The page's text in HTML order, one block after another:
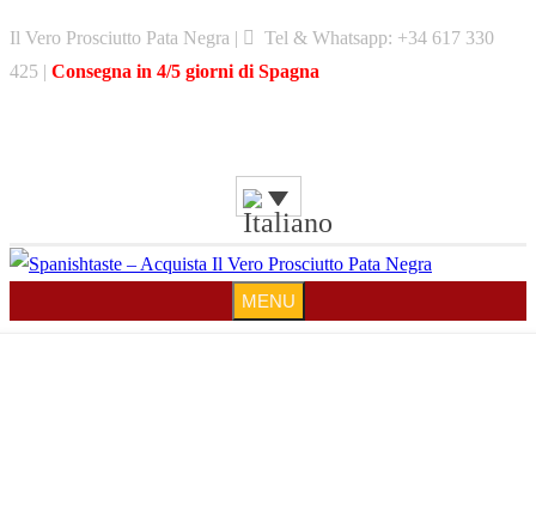
Il Vero Prosciutto Pata Negra |
Tel & Whatsapp: +34 617 330
425 | Consegna in 4/5 giorni di Spagna
MENU
MENU